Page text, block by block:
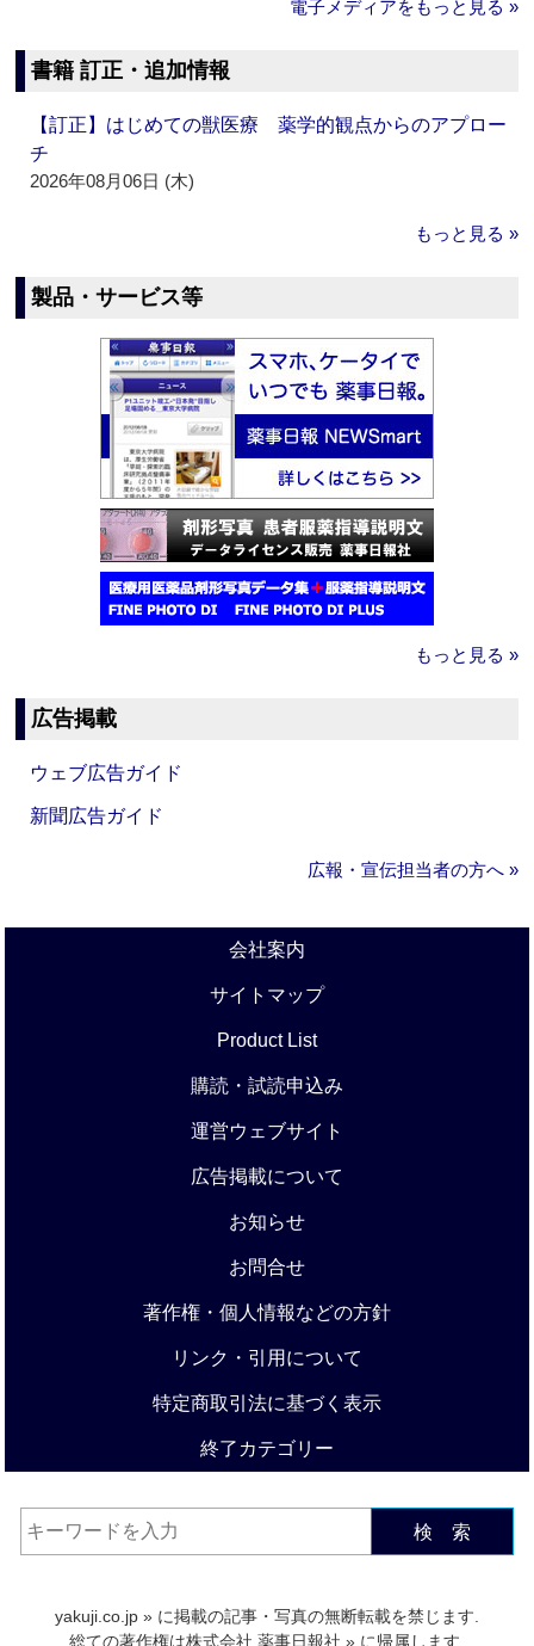
電子メディアをもっと見る »
書籍 訂正・追加情報
【訂正】はじめての獣医療 薬学的観点からのアプロー
チ
2026年08月06日 (木)
もっと見る »
製品・サービス等
もっと見る »
広告掲載
ウェブ広告ガイド
新聞広告ガイド
広報・宣伝担当者の方へ »
会社案内
サイトマップ
Product List
購読・試読申込み
運営ウェブサイト
広告掲載について
お知らせ
お問合せ
著作権・個人情報などの方針
リンク・引用について
特定商取引法に基づく表示
終了カテゴリー
検 索
yakuji.co.jp » に掲載の記事・写真の無断転載を禁じます.
総ての著作権は株式会社 薬事日報社 » に帰属します.